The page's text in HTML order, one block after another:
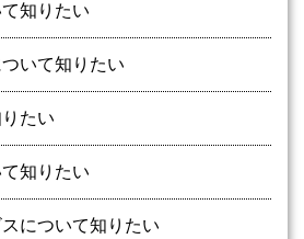
知りたい
いて知りたい
たい
知りたい
について知りたい